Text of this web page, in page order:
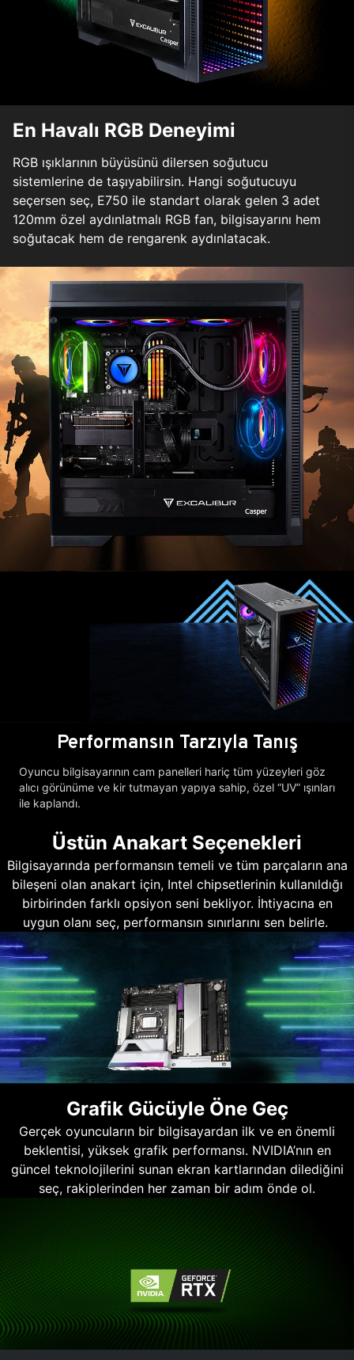
En Havalı RGB Deneyimi
RGB ışıklarının büyüsünü dilersen soğutucu
sistemlerine de taşıyabilirsin. Hangi soğutucuyu
seçersen seç, E750 ile standart olarak gelen 3 adet
120mm özel aydınlatmalı RGB fan, bilgisayarını hem
soğutacak hem de rengarenk aydınlatacak.
Performansın Tarzıyla Tanış
Oyuncu bilgisayarının cam panelleri hariç tüm yüzeyleri göz
alıcı görünüme ve kir tutmayan yapıya sahip, özel “UV” ışınları
ile kaplandı.
Üstün Anakart Seçenekleri
Bilgisayarında performansın temeli ve tüm parçaların ana
bileşeni olan anakart için, Intel chipsetlerinin kullanıldığı
birbirinden farklı opsiyon seni bekliyor. İhtiyacına en
uygun olanı seç, performansın sınırlarını sen belirle.
Grafik Gücüyle Öne Geç
Gerçek oyuncuların bir bilgisayardan ilk ve en önemli
beklentisi, yüksek grafik performansı. NVIDIA’nın en
güncel teknolojilerini sunan ekran kartlarından dilediğini
seç, rakiplerinden her zaman bir adım önde ol.